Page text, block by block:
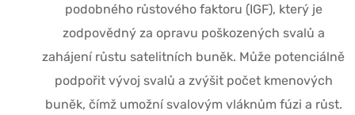
podobného růstového faktoru (IGF), který je
zodpovědný za opravu poškozených svalů a
zahájení růstu satelitních buněk. Může potenciálně
podpořit vývoj svalů a zvýšit počet kmenových
buněk, čímž umožní svalovým vláknům fúzi a růst.